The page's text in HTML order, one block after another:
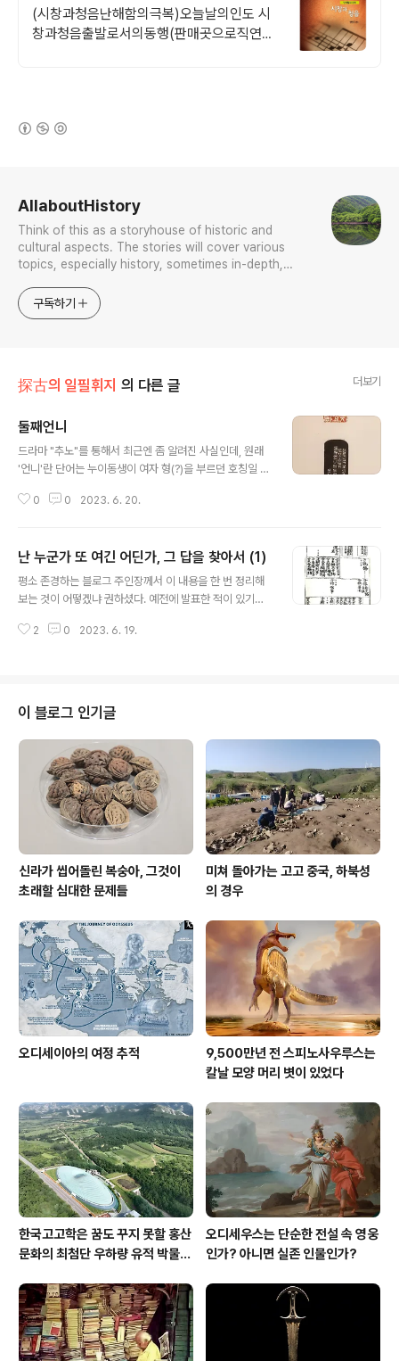
(시창과청음난해함의극복)오늘날의인도 시
창과청음출발로서의동행(판매곳으로직연
AllaboutHistory
Think of this as a storyhouse of historic and
cultural aspects. The stories will cover various
topics, especially history, sometimes in-depth,
approach will be to resist any common sense or
generalized viewpoint
구독하기
探古의 일필휘지 의 다른 글 더보기
둘째언니
드라마 "추노"를 통해서 최근엔 좀 알려진 사실인데, 원래
'언니'란 단어는 누이동생이 여자 형(?)을 부르던 호칭일 뿐
제 용례를 여초 김응현(1927-2007)과 일중 김충현(192
0 0 2023. 6. 20.
난 누군가 또 여긴 어딘가, 그 답을 찾아서 (1)
평소 존경하는 블로그 주인장께서 이 내용을 한 번 정리해
보는 것이 어떻겠냐 권하셨다. 예전에 발표한 적이 있기는
에서 알아주는 성씨 중 하나인 "안동권씨安東權氏"에 얽
한국의 성씨이다. 시조는 당시 고창古昌에서 별장을 지낸
태사공太師公 권행이다. 본래 신라의 왕성王姓인 경주 김
씨였으며, 본명이 김행이다. 신라 추존 국왕인 대보공大輔
公 김알지金閼智의 후손이고, 김알지 계열 성씨이다." 이
것이 오늘날 공인된 안동권씨의 출자의식이라 할 수 있겠
다. 이것이 사실인지 아닌지는 일..
2 0 2023. 6. 19.
이 블로그 인기글
신라가 씹어돌린 복숭아, 그것이
초래할 심대한 문제들
미쳐 돌아가는 고고 중국, 하북성
의 경우
오디세이아의 여정 추적
9,500만년 전 스피노사우루스는
칼날 모양 머리 볏이 있었다
한국고고학은 꿈도 꾸지 못할 홍산
문화의 최첨단 우하량 유적 박물관
오디세우스는 단순한 전설 속 영웅
인가? 아니면 실존 인물인가?